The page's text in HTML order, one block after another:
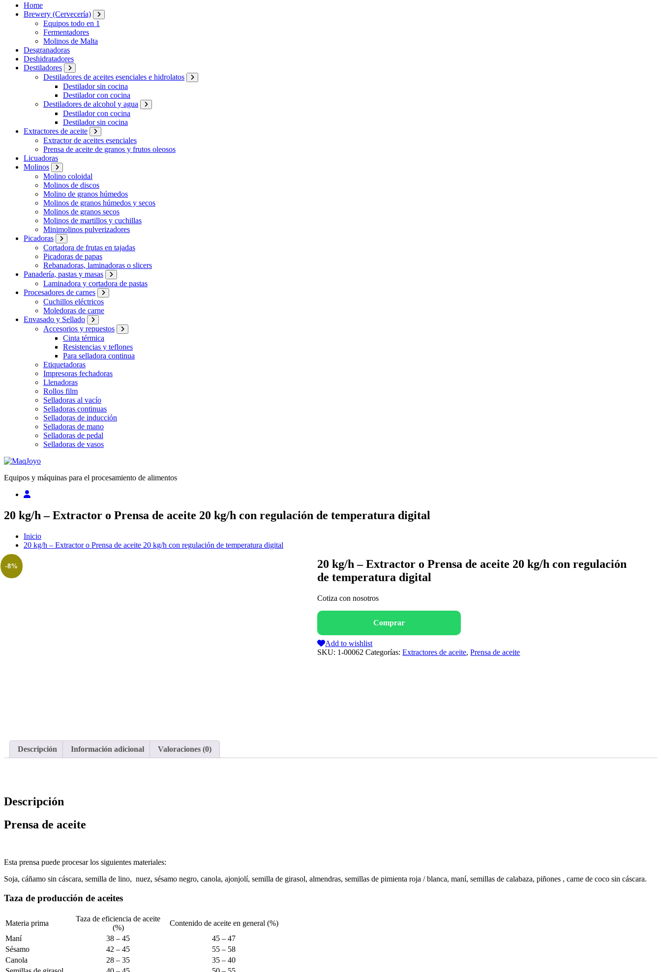
Home
Brewery (Cervecería)
Equipos todo en 1
Fermentadores
Molinos de Malta
Desgranadoras
Deshidratadores
Destiladores
Destiladores de aceites esenciales e hidrolatos
Destilador sin cocina
Destilador con cocina
Destiladores de alcohol y agua
Destilador con cocina
Destilador sin cocina
Extractores de aceite
Extractor de aceites esenciales
Prensa de aceite de granos y frutos oleosos
Licuadoras
Molinos
Molino coloidal
Molinos de discos
Molino de granos húmedos
Molinos de granos húmedos y secos
Molinos de granos secos
Molinos de martillos y cuchillas
Minimolinos pulverizadores
Picadoras
Cortadora de frutas en tajadas
Picadoras de papas
Rebanadoras, laminadoras o slicers
Panadería, pastas y masas
Laminadora y cortadora de pastas
Procesadores de carnes
Cuchillos eléctricos
Moledoras de carne
Envasado y Sellado
Accesorios y repuestos
Cinta térmica
Resistencias y teflones
Para selladora continua
Etiquetadoras
Impresoras fechadoras
Llenadoras
Rollos film
Selladoras al vacío
Selladoras continuas
Selladoras de inducción
Selladoras de mano
Selladoras de pedal
Selladoras de vasos
Equipos y máquinas para el procesamiento de alimentos
20 kg/h – Extractor o Prensa de aceite 20 kg/h con regulación de temperatura digital
Inicio
20 kg/h – Extractor o Prensa de aceite 20 kg/h con regulación de temperatura digital
-8%
20 kg/h – Extractor o Prensa de aceite 20 kg/h con regulación
de temperatura digital
Cotiza con nosotros
Add to wishlist
SKU: 1-00062 Categorías:Extractores de aceite,Prensa de aceite
Descripción Información adicional Valoraciones (0)
Descripción
Prensa de aceite
Esta prensa puede procesar los siguientes materiales:
Soja, cáñamo sin cáscara, semilla de lino, nuez, sésamo negro, canola, ajonjolí, semilla de girasol, almendras, semillas de pimienta roja / blanca, maní, semillas de calabaza, piñones , carne de coco sin cáscara.
Taza de producción de aceites
Materia prima
Taza de eficiencia de aceite
(%)
Contenido de aceite en general (%)
Maní
38 – 45
45 – 47
Sésamo
42 – 45
55 – 58
Canola
28 – 35
35 – 40